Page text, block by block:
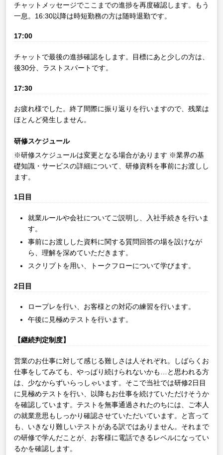
チャットメッセージでここまでの進捗を再度確認します。もう
一息。16:30以降は時短勤務の方は随時退勤です。
17:00
チャットで最後の進捗確認をします。目標にあと少しの方は、
後30分、ラストスパートです。
17:30
お疲れ様でした。終了間際に振り返りを行いますので、残業は
ほとんど発生しません。
研修スケジュール
※研修スケジュールは変更となる場合があります ※業界の基
礎知識・サービスの詳細について、研修資料を事前にお渡しし
ます。
1日目
就業ルールや会社についてご説明し、入社手続きを行いま
す。
事前にお渡しした資料に関する質問回答の場を設けなが
ら、理解を深めていただきます。
スクリプトを用い、トークフローについて学びます。
2日目
ロープレを行い、お客様との対応の練習を行います。
午後に見極めテストを行います。
【継続判定制度】
営業のお仕事に対して感じる難しさは人それぞれ。しばらくお
仕事をしてみても、やっぱり続けられないかも…と思われる方
は、少なからずいらっしゃいます。そこで当社では研修2日目
に見極めテストを行い、以降もお仕事を続けていただけそうか
を確認しています。テストを無事通過されたのちには、ご本人
の就業意思もしっかり確認させていただいています。と言って
も、いきなり難しいテストがある訳ではありません。それまで
の研修で学んだことが、お客様に電話できるレベルになってい
るかを確認します。